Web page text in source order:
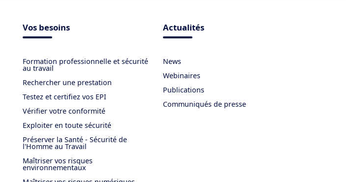
Vos besoins
Formation professionnelle et sécurité
au travail
Rechercher une prestation
Testez et certifiez vos EPI
Vérifier votre conformité
Exploiter en toute sécurité
Préserver la Santé - Sécurité de
l'Homme au Travail
Maîtriser vos risques
environnementaux
Actualités
News
Webinaires
Publications
Communiqués de presse